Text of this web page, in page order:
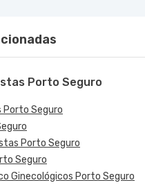
Porto Seguro
Porto Seguro
Porto Seguro
Seguro
Ginecológicos Porto Seguro